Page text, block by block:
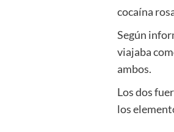
cocaína
Según
viajaba
ambos.
Los dos
los